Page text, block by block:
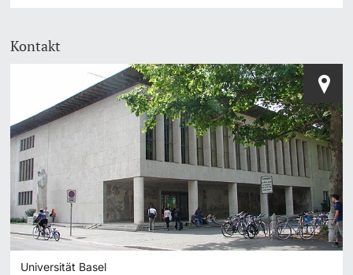
Kontakt
Universität Basel